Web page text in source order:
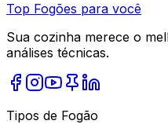
Top Fogões para você
Sua cozinha merece o
análises técnicas.
Tipos de Fogão